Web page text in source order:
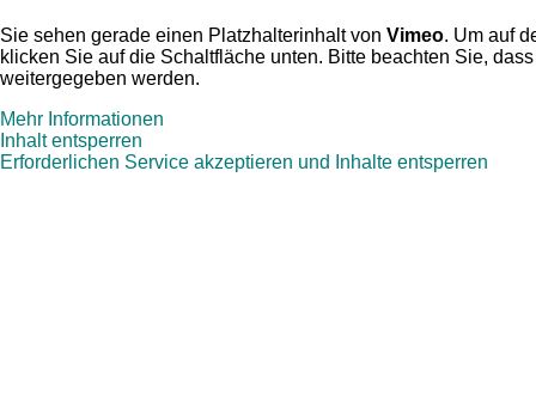
Sie sehen gerade einen Platzhalterinhalt von Vimeo. Um auf
klicken Sie auf die Schaltfläche unten. Bitte beachten Sie,
weitergegeben werden.
Mehr Informationen
Inhalt entsperren
Erforderlichen Service akzeptieren und Inhalte entsperren